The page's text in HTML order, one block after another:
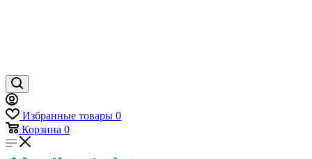
Избранные товары 0
Корзина 0